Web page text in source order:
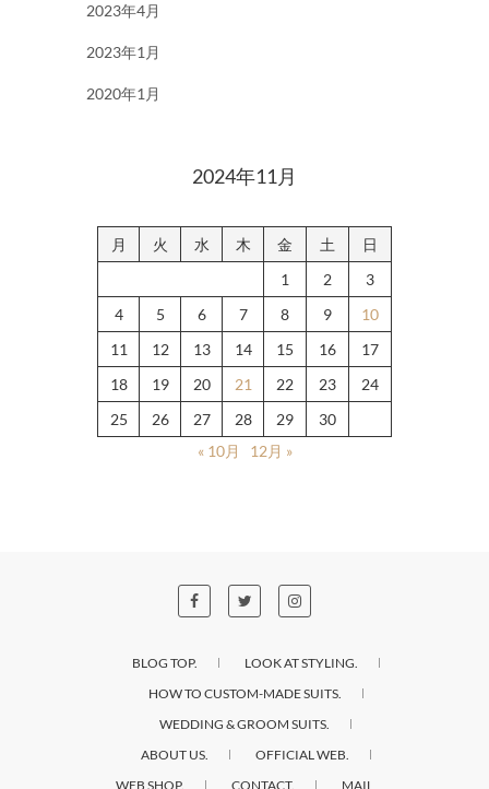
2023年4月
2023年1月
2020年1月
2024年11月
月 火 水 木 金 土
日
1
2
3
4
5 6 7 8 9
10
11
12 13 14 15 16
17
18
19 20 21 22 23
24
25
26 27 28 29
30
« 10月
12月 »
BLOG TOP.
LOOK AT STYLING.
HOW TO CUSTOM-MADE SUITS.
WEDDING & GROOM SUITS.
ABOUT US.
OFFICIAL WEB.
WEB SHOP.
CONTACT. MAIL